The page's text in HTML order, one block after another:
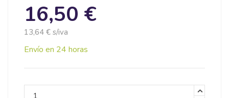
16,50 €
13,64 € s/iva
Envío en 24 horas